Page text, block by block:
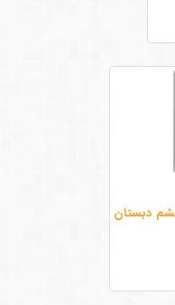
دبستان